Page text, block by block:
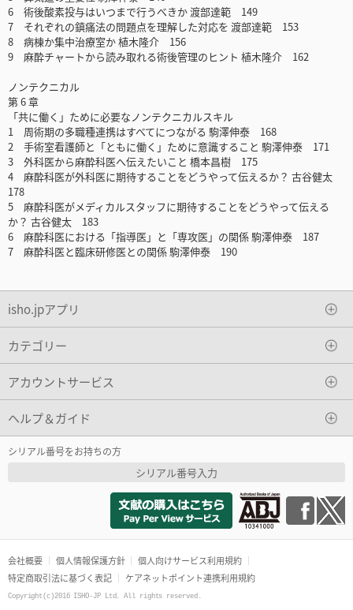
6 術後酸素投与はいつまで行うべきか 渡部達範 149
7 それぞれの鎮痛法の問題点を理解した対応を 渡部達範 153
8 病棟か集中治療室か 植木隆介 156
9 麻酔チャートから読み取れる術後管理のヒント 植木隆介 162
ノンテクニカル
第 6 章
「共に働く」ために必要なノンテクニカルスキル
1 周術期の多職種連携はすべてにつながる 駒澤伸泰 168
2 手術室看護師と「ともに働く」ために意識すること 駒澤伸泰 171
3 外科医から麻酔科医へ伝えたいこと 橋本昌樹 175
4 麻酔科医が外科医に期待することをどうやって伝えるか？ 古谷健太
178
5 麻酔科医がメディカルスタッフに期待することをどうやって伝える
か？ 古谷健太 183
6 麻酔科医における「指導医」と「専攻医」の関係 駒澤伸泰 187
7 麻酔科医と臨床研修医との関係 駒澤伸泰 190
isho.jpアプリ
カテゴリー
アカウントサービス
ヘルプ＆ガイド
シリアル番号をお持ちの方
シリアル番号入力
会社概要 個人情報保護方針
個人向けサービス利用規約
特定商取引法に基づく表記
ケアネットポイント連携利用規約
Copyright(c)2016 ISHO-JP Ltd. All rights reserved.